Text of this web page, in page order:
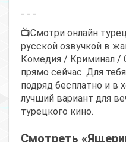
- - -
📺Смотри онлайн
русской озвучкой в
Комедия / Криминал /
прямо сейчас. Для
подряд бесплатно и в
лучший вариант для
турецкого кино.
Смотреть